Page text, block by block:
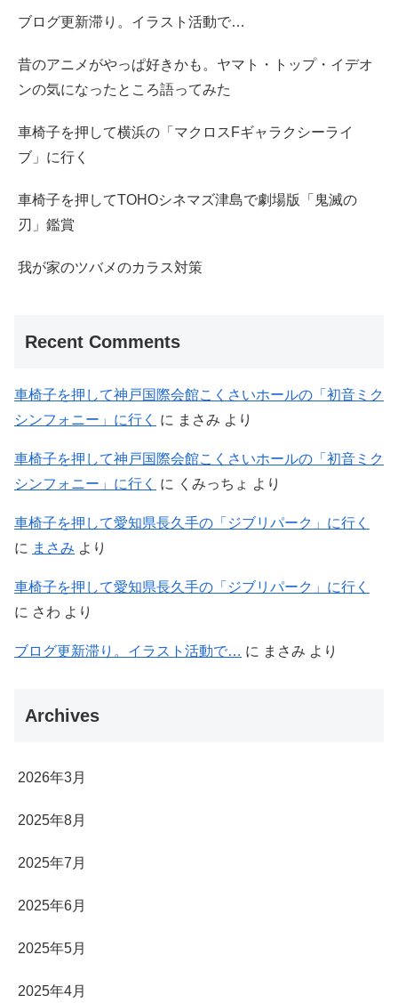
ブログ更新滞り。イラスト活動で…
昔のアニメがやっぱ好きかも。ヤマト・トップ・イデオ
ンの気になったところ語ってみた
車椅子を押して横浜の「マクロスFギャラクシーライ
ブ」に行く
車椅子を押してTOHOシネマズ津島で劇場版「鬼滅の
刃」鑑賞
我が家のツバメのカラス対策
Recent Comments
車椅子を押して神戸国際会館こくさいホールの「初音ミク
シンフォニー」に行く
に まさみ より
車椅子を押して神戸国際会館こくさいホールの「初音ミク
シンフォニー」に行く
に くみっちょ より
車椅子を押して愛知県長久手の「ジブリパーク」に行く
に まさみ より
車椅子を押して愛知県長久手の「ジブリパーク」に行く
に さわ より
ブログ更新滞り。イラスト活動で… に まさみ より
Archives
2026年3月
2025年8月
2025年7月
2025年6月
2025年5月
2025年4月